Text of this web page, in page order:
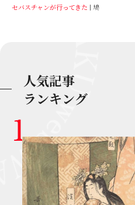
セバスチャンが行ってきた 鳩
人気記事
ランキング